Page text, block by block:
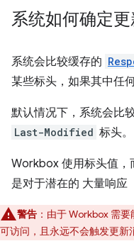
系统如何确定更
系统会比较缓存的
某些标头，如果其中任
默认情况下，系统会比
Last-Modified 标头。
Workbox 使用标头值，
是对于潜在的 大量响应
警告 ：由于 Workbox 需
可访问，且永远不会触发更新